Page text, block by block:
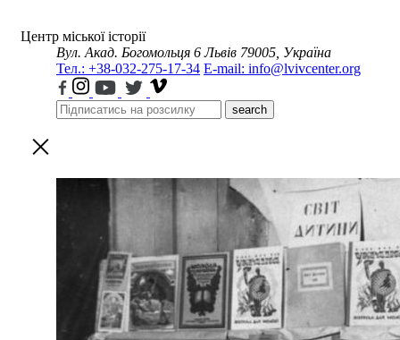
Центр міської історії
Вул. Акад. Богомольця 6 Львів 79005, Україна
Тел.: +38-032-275-17-34 E-mail: info@lvivcenter.org
search